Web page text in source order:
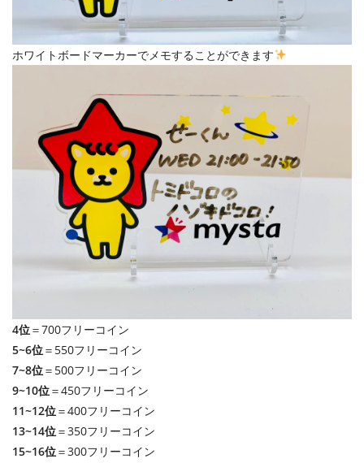
ホワイトボードマーカーでメモすることができます
4位＝700フリーコイン
5~6位＝550フリーコイン
7~8位＝500フリーコイン
9~10位＝450フリーコイン
11~12位＝400フリーコイン
13~14位＝350フリーコイン
15~16位＝300フリーコイン